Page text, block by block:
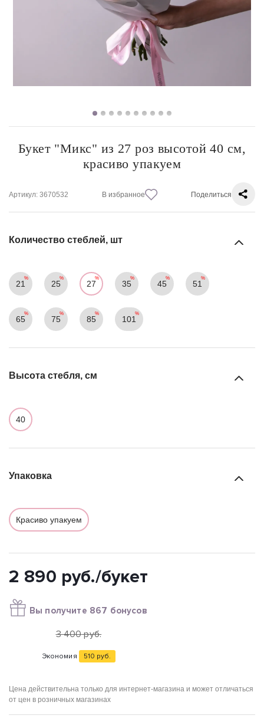
Букет "Микс" из 27 роз высотой 40 см,
красиво упакуем
Артикул: 3670532 В избранное Поделиться
Количество стеблей, шт
21 25 27 35 45 51
65 75 85 101
Высота стебля, см
40
Упаковка
Красиво упакуем
2 890 руб./букет
Вы получите 867 бонусов
3 400руб.
Экономия 510 руб.
Цена действительна только для интернет-магазина и может отличаться
от цен в розничных магазинах